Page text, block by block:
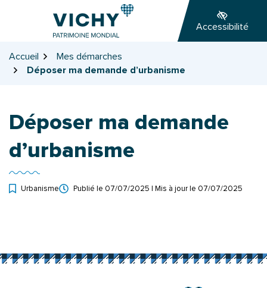
page
Accessibilité
Accueil
Mes démarches
Déposer ma demande d’urbanisme
Déposer ma demande
d’urbanisme
Urbanisme Publié le 07/07/2025 | Mis à jour le 07/07/2025